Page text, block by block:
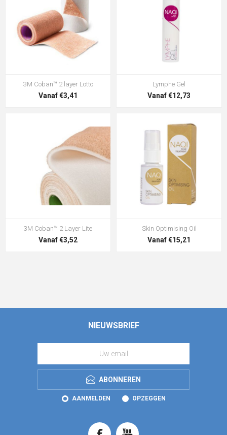
3M Coban™ 2 layer Lotto
Vanaf €3,41
Lymphe Gel
Vanaf €12,73
3M Coban™ 2 Layer Lite
Vanaf €3,52
Skin Optimising Oil
Vanaf €15,21
NIEUWSBRIEF
ABONNEREN
AANMELDEN OPZEGGEN